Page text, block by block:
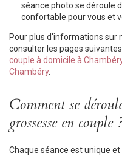
séance photo se déroule
confortable pour vous et
Pour plus d'informations sur
consulter les pages suivantes
couple à domicile à
Chambéry.
Comment se
grossesse en couple
Chaque séance est unique